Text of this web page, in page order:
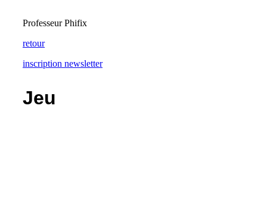
Professeur Phifix
retour
inscription newsletter
Jeu